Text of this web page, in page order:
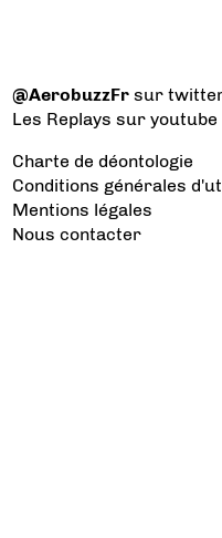
@AerobuzzFr sur
Les Replays sur youtube
Charte de déontologie
Conditions générales
Mentions légales
Nous contacter